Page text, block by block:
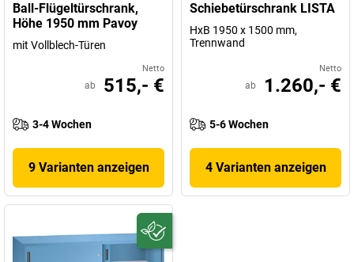
Ball-Flügeltürschrank,
Höhe 1950 mm Pavoy
mit Vollblech-Türen
Netto
ab 515,- €
3-4 Wochen
9 Varianten anzeigen
Schiebetürschrank LISTA
HxB 1950 x 1500 mm,
Trennwand
Netto
ab 1.260,- €
5-6 Wochen
4 Varianten anzeigen